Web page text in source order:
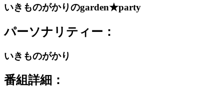
いきものがかりのgarden★party
パーソナリティー：
いきものがかり
番組詳細：